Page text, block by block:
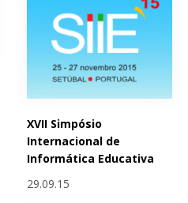
XVII Simpósio
Internacional de
Informática Educativa
29.09.15